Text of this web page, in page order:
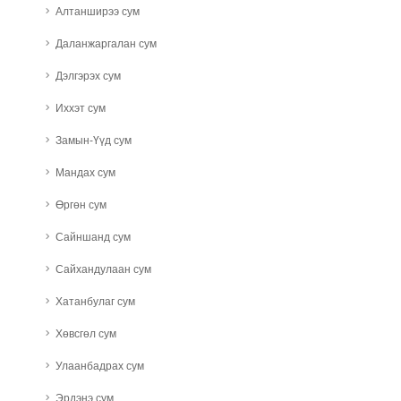
Алтанширээ сум
Даланжаргалан сум
Дэлгэрэх сум
Иххэт сум
Замын-Үүд сум
Мандах сум
Өргөн сум
Сайншанд сум
Сайхандулаан сум
Хатанбулаг сум
Хөвсгөл сум
Улаанбадрах сум
Эрдэнэ сум